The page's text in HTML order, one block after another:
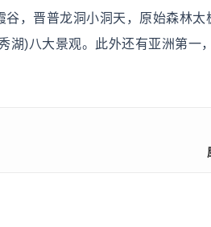
，晋普龙洞小洞天，原始森林太
湖)八大景观。此外还有亚洲第一